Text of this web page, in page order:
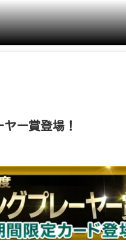
ー賞登場！